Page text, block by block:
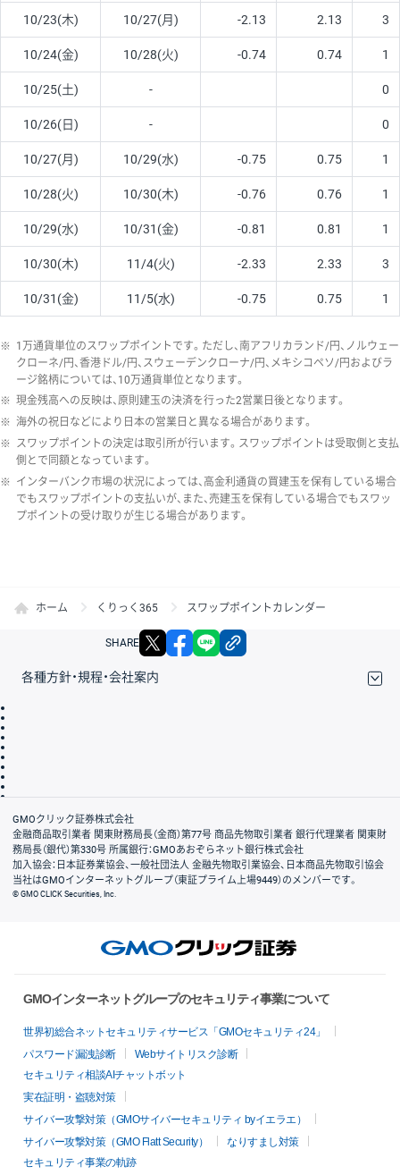
10/23(木) 10/27(月) -2.13 2.13 3
10/24(金) 10/28(火) -0.74 0.74 1
10/25(土) - 0
10/26(日) - 0
10/27(月) 10/29(水) -0.75 0.75 1
10/28(火) 10/30(木) -0.76 0.76 1
10/29(水) 10/31(金) -0.81 0.81 1
10/30(木) 11/4(火) -2.33 2.33 3
10/31(金) 11/5(水) -0.75 0.75 1
※ 1万通貨単位のスワップポイントです。ただし、南アフリカランド/円、ノルウェー
クローネ/円、香港ドル/円、スウェーデンクローナ/円、メキシコペソ/円およびラ
ージ銘柄については、10万通貨単位となります。
※ 現金残高への反映は、原則建玉の決済を行った2営業日後となります。
※ 海外の祝日などにより日本の営業日と異なる場合があります。
※ スワップポイントの決定は取引所が行います。スワップポイントは受取側と支払
側とで同額となっています。
※ インターバンク市場の状況によっては、高金利通貨の買建玉を保有している場合
でもスワップポイントの支払いが、また、売建玉を保有している場合でもスワッ
プポイントの受け取りが生じる場合があります。
ホーム くりっく365 スワップポイントカレンダー
SHARE X facebook
各種方針・規程・会社案内
会社案内
GMOクリック証券株式会社
金融商品取引業者 関東財務局長（金商）第77号 商品先物取引業者 銀行代理業者 関東財
務局長（銀代）第330号 所属銀行：GMOあおぞらネット銀行株式会社
加入協会：日本証券業協会、一般社団法人 金融先物取引業協会、日本商品先物取引協会
当社はGMOインターネットグループ（東証プライム上場9449）のメンバーです。
© GMO CLICK Securities, Inc.
GMOインターネットグループのセキュリティ事業について
世界初総合ネットセキュリティサービス「GMOセキュリティ24」
パスワード漏洩診断
Webサイトリスク診断
セキュリティ相談AIチャットボット
実在証明・盗聴対策
サイバー攻撃対策（GMOサイバーセキュリティ byイエラエ）
サイバー攻撃対策（GMO Flatt Security）
なりすまし対策
セキュリティ事業の軌跡